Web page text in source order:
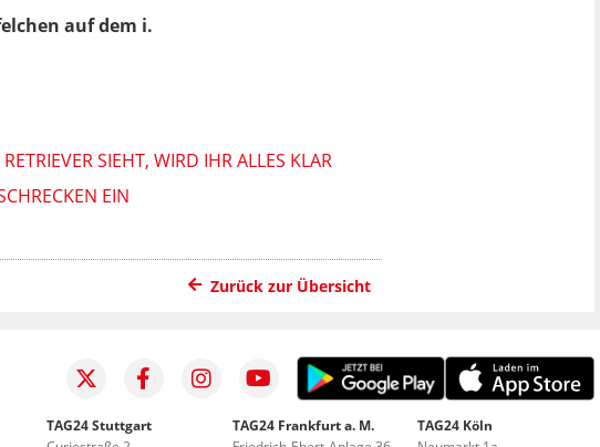
auf dem i.
SIEHT, WIRD IHR ALLES KLAR
EIN
Zurück zur Übersicht
TAG24 Stuttgart
TAG24 Frankfurt a. M.
TAG24 Köln